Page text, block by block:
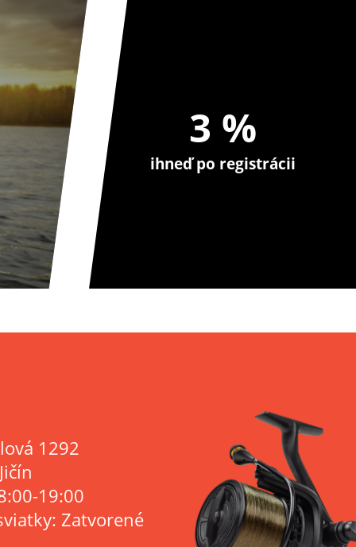
3 %
ihneď po registrácii
1292
19:00
Zatvorené